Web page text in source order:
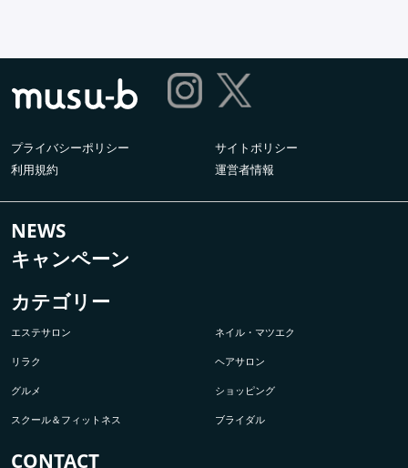
プライバシーポリシー
サイトポリシー
利用規約
運営者情報
NEWS
キャンペーン
カテゴリー
エステサロン ネイル・マツエク
リラク ヘアサロン
グルメ ショッピング
スクール＆フィットネス ブライダル
CONTACT